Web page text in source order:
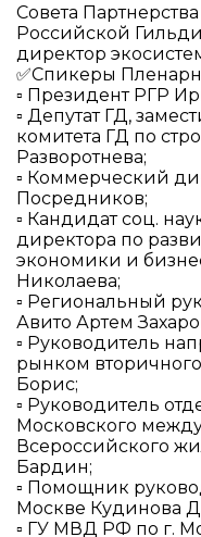
Совета
Российской
директор
✅Спикеры
▫ Президент РГР
▫ Депутат ГД,
комитета ГД по
Разворотнева;
▫ Коммерческий
Посредников;
▫ Кандидат соц.
директора по
экономики и
Николаева;
▫ Региональный
Авито Артем
▫ Руководитель
рынком
Борис;
▫ Руководитель
Московского
Всероссийского
Бардин;
▫ Помощник
Москве Кудинова
▫ ГУ МВД РФ по г.